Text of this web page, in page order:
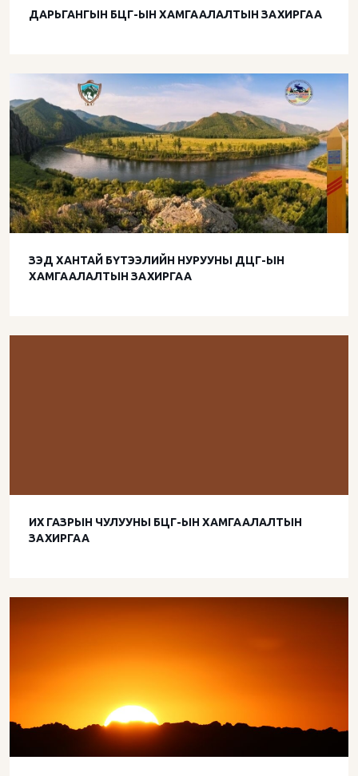
ДАРЬГАНГЫН БЦГ-ЫН ХАМГААЛАЛТЫН ЗАХИРГАА
ЗЭД ХАНТАЙ БҮТЭЭЛИЙН НУРУУНЫ ДЦГ-ЫН
ХАМГААЛАЛТЫН ЗАХИРГАА
ИХ ГАЗРЫН ЧУЛУУНЫ БЦГ-ЫН ХАМГААЛАЛТЫН
ЗАХИРГАА